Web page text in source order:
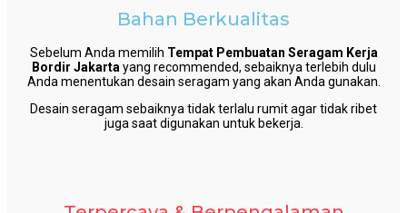
Bahan Berkualitas
Sebelum Anda memilih Tempat Pembuatan Seragam Kerja
Bordir Jakarta yang recommended, sebaiknya terlebih dulu
Anda menentukan desain seragam yang akan Anda gunakan.
Desain seragam sebaiknya tidak terlalu rumit agar tidak ribet
juga saat digunakan untuk bekerja.